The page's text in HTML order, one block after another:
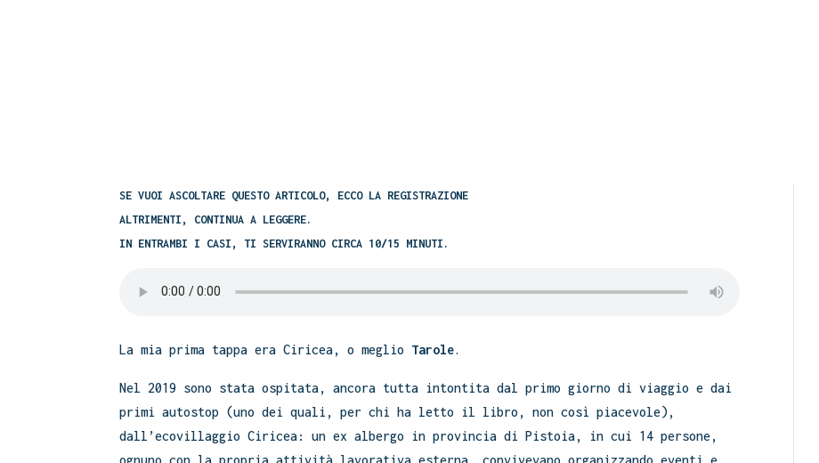
SE VUOI ASCOLTARE QUESTO ARTICOLO, ECCO LA REGISTRAZIONE
ALTRIMENTI, CONTINUA A LEGGERE.
IN ENTRAMBI I CASI, TI SERVIRANNO CIRCA 10/15 MINUTI.
La mia prima tappa era Ciricea, o meglio Tarole.
Nel 2019 sono stata ospitata, ancora tutta intontita dal primo giorno di viaggio e dai
primi autostop (uno dei quali, per chi ha letto il libro, non così piacevole),
dall’ecovillaggio Ciricea: un ex albergo in provincia di Pistoia, in cui 14 persone,
ognuno con la propria attività lavorativa esterna, convivevano organizzando eventi e